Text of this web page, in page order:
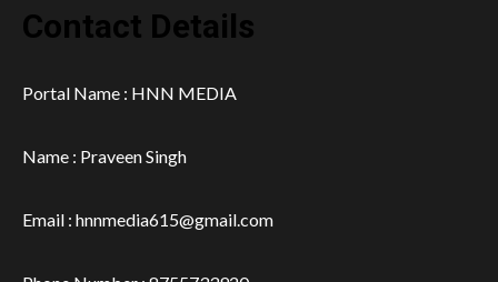
Contact Details
Portal Name : HNN MEDIA
Name : Praveen Singh
Email : hnnmedia615@gmail.com